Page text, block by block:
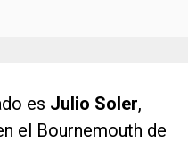
es Julio Soler,
el Bournemouth de